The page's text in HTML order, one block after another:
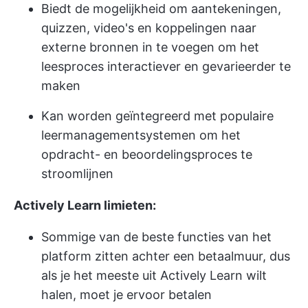
Biedt de mogelijkheid om aantekeningen,
quizzen, video's en koppelingen naar
externe bronnen in te voegen om het
leesproces interactiever en gevarieerder te
maken
Kan worden geïntegreerd met populaire
leermanagementsystemen om het
opdracht- en beoordelingsproces te
stroomlijnen
Actively Learn limieten:
Sommige van de beste functies van het
platform zitten achter een betaalmuur, dus
als je het meeste uit Actively Learn wilt
halen, moet je ervoor betalen